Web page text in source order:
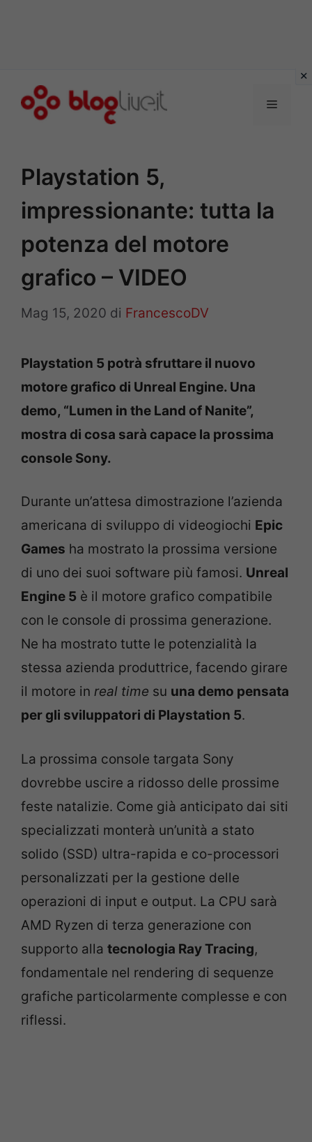
Menu
Playstation 5,
impressionante: tutta la
potenza del motore
grafico – VIDEO
Mag 15, 2020 di FrancescoDV
Playstation 5 potrà sfruttare il nuovo
motore grafico di Unreal Engine. Una
demo, “Lumen in the Land of Nanite”,
mostra di cosa sarà capace la prossima
console Sony.
Durante un’attesa dimostrazione l’azienda
americana di sviluppo di videogiochi Epic
Games ha mostrato la prossima versione
di uno dei suoi software più famosi. Unreal
Engine 5 è il motore grafico compatibile
con le console di prossima generazione.
Ne ha mostrato tutte le potenzialità la
stessa azienda produttrice, facendo girare
il motore in real time su una demo pensata
per gli sviluppatori di Playstation 5.
La prossima console targata Sony
dovrebbe uscire a ridosso delle prossime
feste natalizie. Come già anticipato dai siti
specializzati monterà un’unità a stato
solido (SSD) ultra-rapida e co-processori
personalizzati per la gestione delle
operazioni di input e output. La CPU sarà
AMD Ryzen di terza generazione con
supporto alla tecnologia Ray Tracing,
fondamentale nel rendering di sequenze
grafiche particolarmente complesse e con
riflessi.